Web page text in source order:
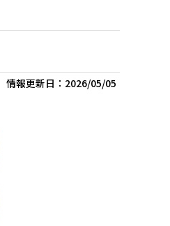
情報更新日： 2026/05/05